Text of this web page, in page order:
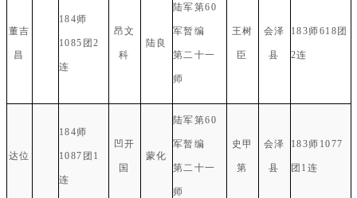
董吉
昌
184师
1085团2
连
昂文
科
陆良
陆军第60
军暂编
第二十一
师
王树
臣
会泽
县
183师618团
2连
达位
184师
1087团1
连
凹开
国
蒙化
陆军第60
军暂编
第二十一
师
史甲
第
会泽
县
183师1077
团1连